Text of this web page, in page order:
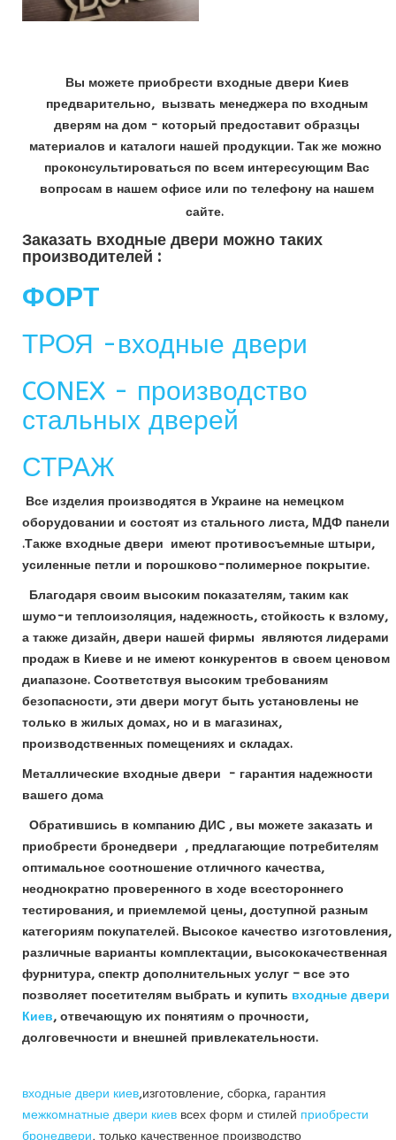
Вы можете приобрести входные двери Киев
предварительно, вызвать менеджера по входным
дверям на дом - который предоставит образцы
материалов и каталоги нашей продукции. Так же можно
проконсультироваться по всем интересующим Вас
вопросам в нашем офисе или по телефону на нашем
сайте.
Заказать входные двери можно таких
производителей :
ФОРТ
ТРОЯ -входные двери
CONEX - производство
стальных дверей
СТРАЖ
Все изделия производятся в Украине на немецком
оборудовании и состоят из стального листа, МДФ панели
.Также входные двери имеют противосъемные штыри,
усиленные петли и порошково-полимерное покрытие.
Благодаря своим высоким показателям, таким как
шумо-и теплоизоляция, надежность, стойкость к взлому,
а также дизайн, двери нашей фирмы являются лидерами
продаж в Киеве и не имеют конкурентов в своем ценовом
диапазоне. Соответствуя высоким требованиям
безопасности, эти двери могут быть установлены не
только в жилых домах, но и в магазинах,
производственных помещениях и складах.
Металлические входные двери - гарантия надежности
вашего дома
Обратившись в компанию ДИС , вы можете заказать и
приобрести бронедвери , предлагающие потребителям
оптимальное соотношение отличного качества,
неоднократно проверенного в ходе всестороннего
тестирования, и приемлемой цены, доступной разным
категориям покупателей. Высокое качество изготовления,
различные варианты комплектации, высококачественная
фурнитура, спектр дополнительных услуг – все это
позволяет посетителям выбрать и купить входные двери
Киев, отвечающую их понятиям о прочности,
долговечности и внешней привлекательности.
входные двери киев,изготовление, сборка, гарантия
межкомнатные двери киев всех форм и стилей приобрести
бронедвери, только качественное производство